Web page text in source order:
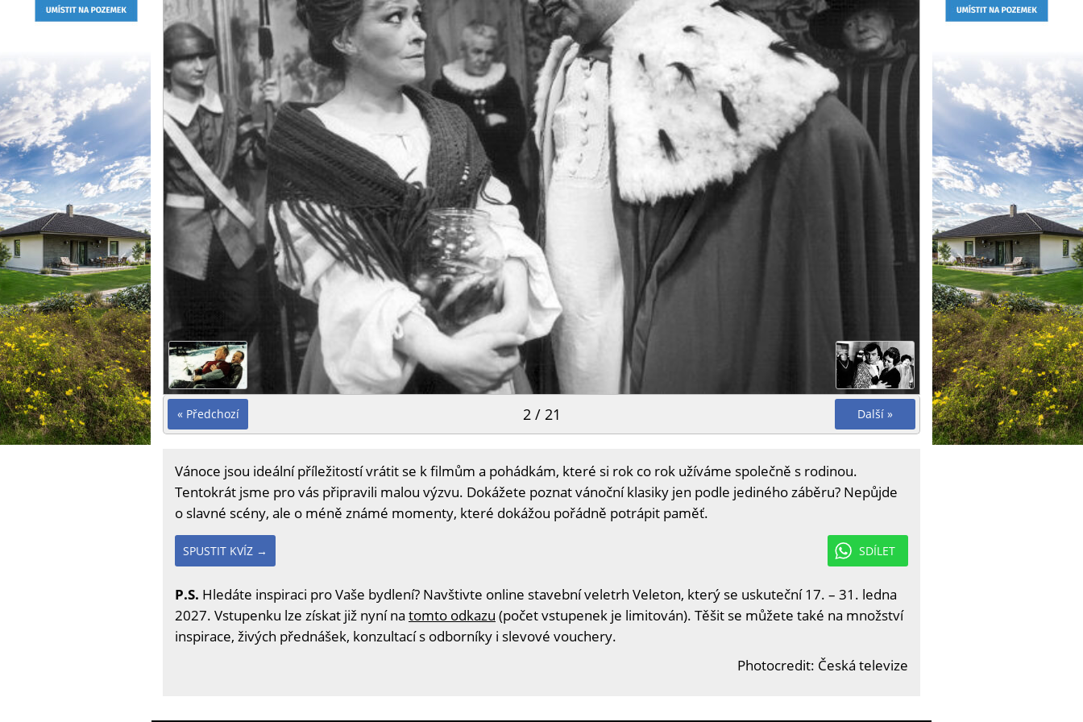
« Předchozí Další »
2 / 21
Vánoce jsou ideální příležitostí vrátit se k filmům a pohádkám, které si rok co rok užíváme společně s rodinou.
Tentokrát jsme pro vás připravili malou výzvu. Dokážete poznat vánoční klasiky jen podle jediného záběru? Nepůjde
o slavné scény, ale o méně známé momenty, které dokážou pořádně potrápit paměť.
SDÍLET
SPUSTIT KVÍZ →
P.S. Hledáte inspiraci pro Vaše bydlení? Navštivte online stavební veletrh Veleton, který se uskuteční 17. – 31. ledna
2027. Vstupenku lze získat již nyní na tomto odkazu (počet vstupenek je limitován). Těšit se můžete také na množství
inspirace, živých přednášek, konzultací s odborníky i slevové vouchery.
Photocredit: Česká televize